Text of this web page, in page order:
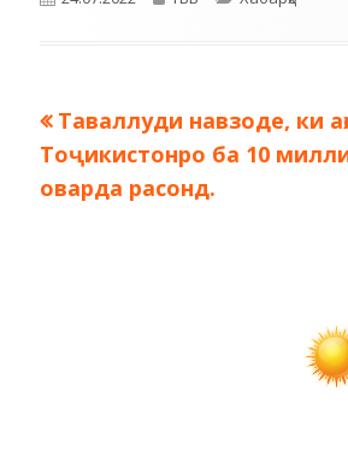
Навигация
по
Предыдущая
запись:
Таваллуди навзоде, ки
Тоҷикистонро ба 10
оварда расонд.